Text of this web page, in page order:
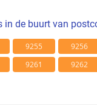
in de buurt van
9255 9256
9261 9262